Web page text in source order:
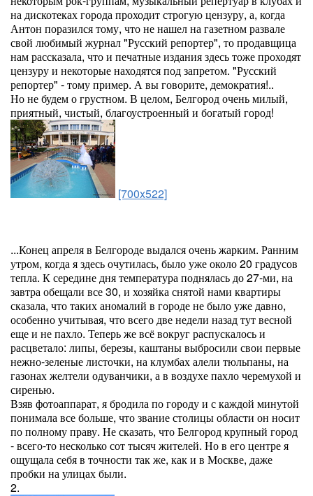
на дискотеках города проходит строгую цензуру, а, когда
Антон поразился тому, что не нашел на газетном развале
свой любимый журнал "Русский репортер", то продавщица
нам рассказала, что и печатные издания здесь тоже проходят
цензуру и некоторые находятся под запретом. "Русский
репортер" - тому пример. А вы говорите, демократия!..
Но не будем о грустном. В целом, Белгород очень милый,
приятный, чистый, благоустроенный и богатый город!
[700x522]
...Конец апреля в Белгороде выдался очень жарким. Ранним
утром, когда я здесь очутилась, было уже около 20 градусов
тепла. К середине дня температура поднялась до 27-ми, на
завтра обещали все 30, и хозяйка снятой нами квартиры
сказала, что таких аномалий в городе не было уже давно,
особенно учитывая, что всего две недели назад тут весной
еще и не пахло. Теперь же всё вокруг распускалось и
расцветало: липы, березы, каштаны выбросили свои первые
нежно-зеленые листочки, на клумбах алели тюльпаны, на
газонах желтели одуванчики, а в воздухе пахло черемухой и
сиренью.
Взяв фотоаппарат, я бродила по городу и с каждой минутой
понимала все больше, что звание столицы области он носит
по полному праву. Не сказать, что Белгород крупный город
- всего-то несколько сот тысяч жителей. Но в его центре я
ощущала себя в точности так же, как и в Москве, даже
пробки на улицах были.
2.